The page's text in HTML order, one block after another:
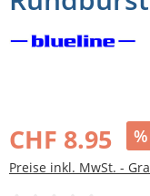
CHF 8.95 %
Preise inkl. MwSt. -